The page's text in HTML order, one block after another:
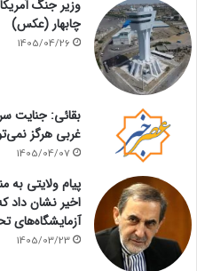
وزیر جنگ
چابهار (عکس)
1405/04/26
بقائی: جنایت
غربی هرگز
1405/04/07
پیام ولایتی
اخیر نشان داد
آزمایشگاه‌های
1405/03/23